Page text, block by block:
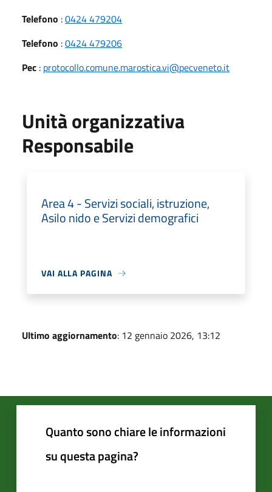
Telefono :0424 479204
Telefono :0424 479206
Pec : protocollo.comune.marostica.vi@pecveneto.it
Unità organizzativa
Responsabile
Area 4 - Servizi sociali, istruzione,
Asilo nido e Servizi demografici
VAI ALLA PAGINA
Ultimo aggiornamento: 12 gennaio 2026, 13:12
Quanto sono chiare le informazioni
su questa pagina?